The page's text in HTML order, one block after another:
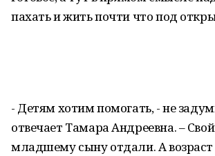
пахать и жить почти что под
- Детям хотим помогать, - не
отвечает Тамара Андреевна. –
младшему сыну отдали. А возраст